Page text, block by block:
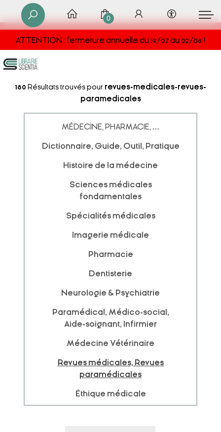
ATTENTION : fermeture annuelle du 19/07 au 02/08 !
0
180 Résultats trouvés pour revues-medicales-revues-
paramedicales
MÉDECINE, PHARMACIE, ...
Dictionnaire, Guide, Outil, Pratique
Histoire de la médecine
Sciences médicales
fondamentales
Spécialités médicales
Imagerie médicale
Pharmacie
Dentisterie
Neurologie & Psychiatrie
Paramédical, Médico-social,
Aide-soignant, Infirmier
Médecine Vétérinaire
Revues médicales, Revues
paramédicales
Éthique médicale